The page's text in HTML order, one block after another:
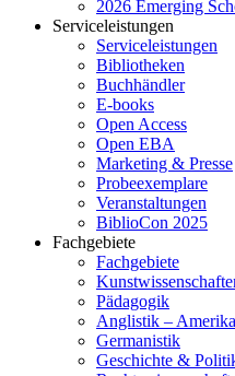
2026 Emerging
Serviceleistungen
Serviceleistungen
Bibliotheken
Buchhändler
E-books
Open Access
Open EBA
Marketing & Presse
Probeexemplare
Veranstaltungen
BiblioCon 2025
Fachgebiete
Fachgebiete
Pädagogik
Anglistik –
Germanistik
Geschichte &